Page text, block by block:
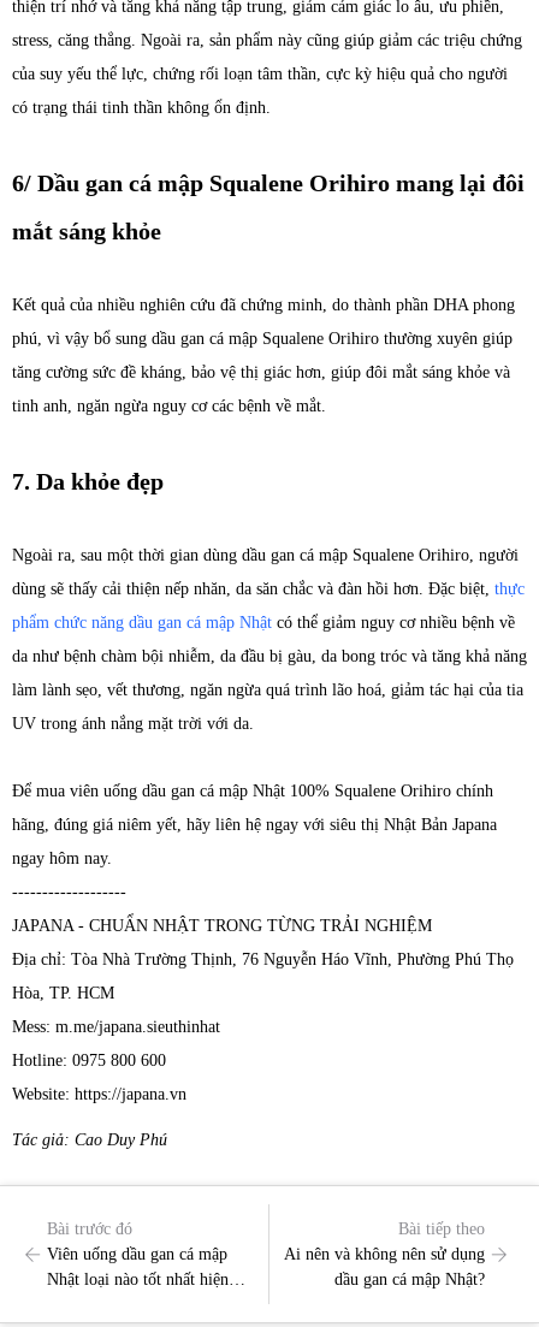
thiện trí nhớ và tăng khả năng tập trung, giảm cảm giác lo âu, ưu phiền,
stress, căng thẳng. Ngoài ra, sản phẩm này cũng giúp giảm các triệu chứng
của suy yếu thể lực, chứng rối loạn tâm thần, cực kỳ hiệu quả cho người
có trạng thái tinh thần không ổn định.
6/ Dầu gan cá mập Squalene Orihiro mang lại đôi
mắt sáng khỏe
Kết quả của nhiều nghiên cứu đã chứng minh, do thành phần DHA phong
phú, vì vậy bổ sung dầu gan cá mập Squalene Orihiro thường xuyên giúp
tăng cường sức đề kháng, bảo vệ thị giác hơn, giúp đôi mắt sáng khỏe và
tinh anh, ngăn ngừa nguy cơ các bệnh về mắt.
7. Da khỏe đẹp
Ngoài ra, sau một thời gian dùng dầu gan cá mập Squalene Orihiro, người
dùng sẽ thấy cải thiện nếp nhăn, da săn chắc và đàn hồi hơn. Đặc biệt, thực
phẩm chức năng dầu gan cá mập Nhật có thể giảm nguy cơ nhiều bệnh về
da như bệnh chàm bội nhiễm, da đầu bị gàu, da bong tróc và tăng khả năng
làm lành sẹo, vết thương, ngăn ngừa quá trình lão hoá, giảm tác hại của tia
UV trong ánh nắng mặt trời với da.
Để mua viên uống dầu gan cá mập Nhật 100% Squalene Orihiro chính
hãng, đúng giá niêm yết, hãy liên hệ ngay với siêu thị Nhật Bản Japana
ngay hôm nay.
-------------------
JAPANA - CHUẨN NHẬT TRONG TỪNG TRẢI NGHIỆM
Địa chỉ: Tòa Nhà Trường Thịnh, 76 Nguyễn Háo Vĩnh, Phường Phú Thọ
Hòa, TP. HCM
Mess: m.me/japana.sieuthinhat
Hotline: 0975 800 600
Website: https://japana.vn
Tác giả: Cao Duy Phú
Bài trước đó
Viên uống dầu gan cá mập
Nhật loại nào tốt nhất hiện
Bài tiếp theo
Ai nên và không nên sử dụng
dầu gan cá mập Nhật?